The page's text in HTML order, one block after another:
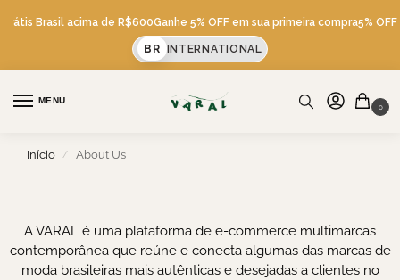
Brasil acima de R$600Ganhe 5% OFF em sua primeira compra5% OFF
BR INTERNATIONAL
MENU
0
Início / About Us
A VARAL é uma plataforma de e-commerce multimarcas
contemporânea que reúne e conecta algumas das marcas de
moda brasileiras mais autênticas e desejadas a clientes no